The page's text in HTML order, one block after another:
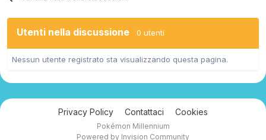
Utenti nella discussione 0 utenti
Nessun utente registrato sta visualizzando questa pagina.
Privacy Policy Contattaci Cookies
Pokémon Millennium
Powered by Invision Community